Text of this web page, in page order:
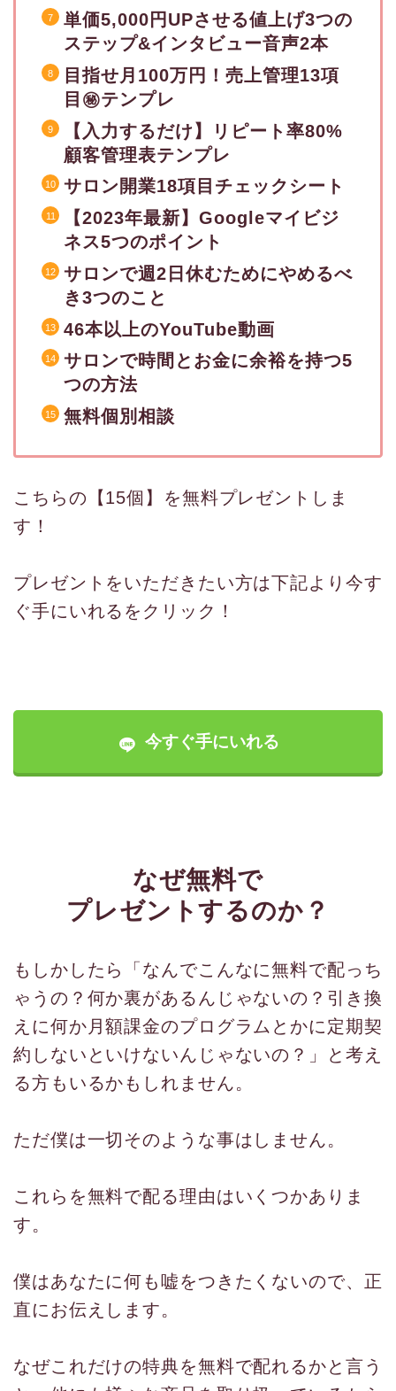
単価5,000円UPさせる値上げ3つの
ステップ&インタビュー音声2本
目指せ月100万円！売上管理13項
目㊙︎テンプレ
【入力するだけ】リピート率80%
顧客管理表テンプレ
サロン開業18項目チェックシート
【2023年最新】Googleマイビジ
ネス5つのポイント
サロンで週2日休むためにやめるべ
き3つのこと
46本以上のYouTube動画
サロンで時間とお金に余裕を持つ5
つの方法
無料個別相談
こちらの【15個】を無料プレゼントしま
す！
プレゼントをいただきたい方は下記より今す
ぐ手にいれるをクリック！
今すぐ手にいれる
なぜ無料で
プレゼントするのか？
もしかしたら「なんでこんなに無料で配っち
ゃうの？何か裏があるんじゃないの？引き換
えに何か月額課金のプログラムとかに定期契
約しないといけないんじゃないの？」と考え
る方もいるかもしれません。
ただ僕は一切そのような事はしません。
これらを無料で配る理由はいくつかありま
す。
僕はあなたに何も嘘をつきたくないので、正
直にお伝えします。
なぜこれだけの特典を無料で配れるかと言う